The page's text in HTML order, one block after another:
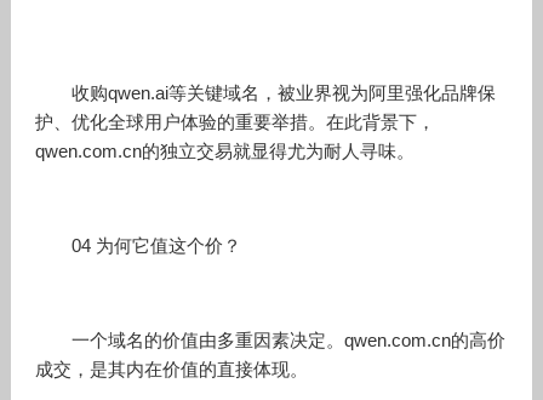
收购qwen.ai等关键域名，被业界视为阿里强化品牌保
护、优化全球用户体验的重要举措。在此背景下，
qwen.com.cn的独立交易就显得尤为耐人寻味。
04 为何它值这个价？
一个域名的价值由多重因素决定。qwen.com.cn的高价
成交，是其内在价值的直接体现。